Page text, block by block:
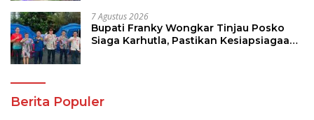
7 Agustus 2026
Bupati Franky Wongkar Tinjau Posko
Siaga Karhutla, Pastikan Kesiapsiagaan
Berita Populer